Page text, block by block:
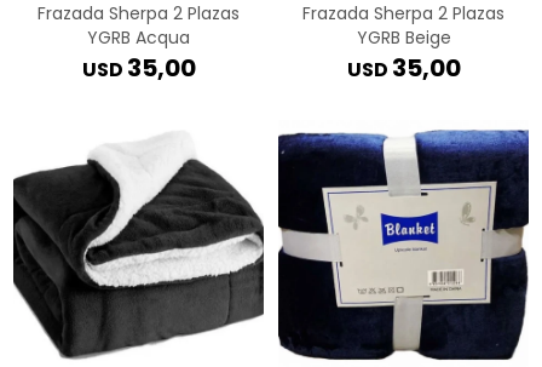
Frazada Sherpa 2 Plazas
YGRB Acqua
USD 35,00
Frazada Sherpa 2 Plazas
YGRB Beige
USD 35,00